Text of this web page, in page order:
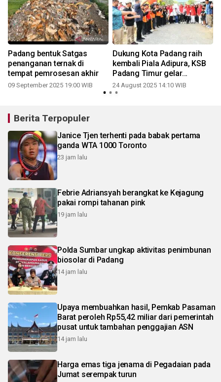
Padang bentuk Satgas
penanganan ternak di
tempat pemrosesan akhir
09 September 2025 19:00 WIB
Dukung Kota Padang raih
kembali Piala Adipura, KSB
Padang Timur gelar
kegiatan Jaselisa
24 August 2025 14:10 WIB
Berita Terpopuler
Janice Tjen terhenti pada babak pertama
ganda WTA 1000 Toronto
23 jam lalu
Febrie Adriansyah berangkat ke Kejagung
pakai rompi tahanan pink
19 jam lalu
Polda Sumbar ungkap aktivitas penimbunan
biosolar di Padang
14 jam lalu
Upaya membuahkan hasil, Pemkab Pasaman
Barat peroleh Rp55,42 miliar dari pemerintah
pusat untuk tambahan penggajian ASN
14 jam lalu
Harga emas tiga jenama di Pegadaian pada
Jumat serempak turun